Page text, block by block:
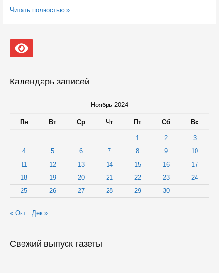
Карелия
реализации
нацпроекта
«Здравоохранение»
Читать полностью »
Календарь записей
Ноябрь 2024
Пн Вт Ср Чт Пт Сб Вс
1 2
3
4
5 6 7 8 9
10
11
12 13 14 15 16
17
18
19 20 21 22 23
24
25
26 27 28 29 30
« Окт Дек »
Свежий выпуск газеты